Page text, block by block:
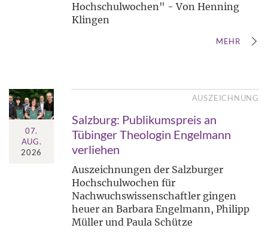
Hochschulwochen" - Von Henning
Klingen
MEHR
07.
AUG.
2026
AUSZEICHNUNG
Salzburg: Publikumspreis an
Tübinger Theologin Engelmann
verliehen
Auszeichnungen der Salzburger
Hochschulwochen für
Nachwuchswissenschaftler gingen
heuer an Barbara Engelmann, Philipp
Müller und Paula Schütze